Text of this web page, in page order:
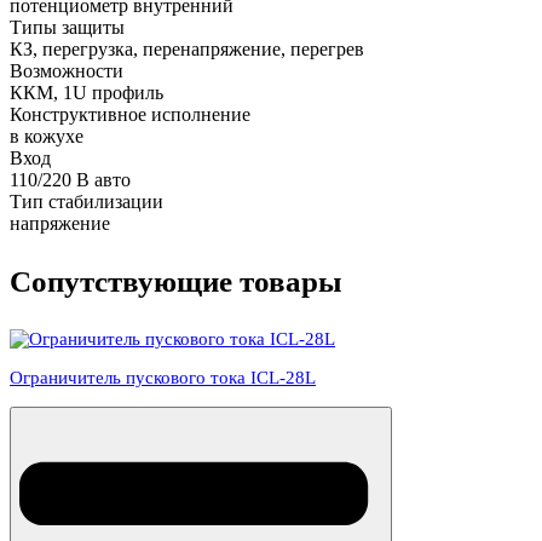
потенциометр внутренний
Типы защиты
КЗ, перегрузка, перенапряжение, перегрев
Возможности
ККМ, 1U профиль
Конструктивное исполнение
в кожухе
Вход
110/220 В авто
Тип стабилизации
напряжение
Сопутствующие товары
Ограничитель пускового тока ICL-28L